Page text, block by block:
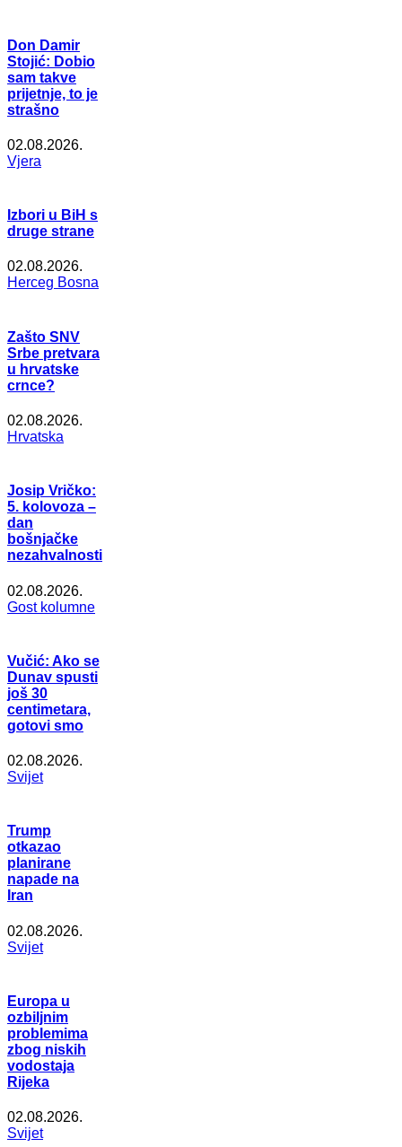
Don Damir
Stojić: Dobio
sam takve
prijetnje, to je
strašno
02.08.2026.
Vjera
Izbori u BiH s
druge strane
02.08.2026.
Herceg Bosna
Zašto SNV
Srbe pretvara
u hrvatske
crnce?
02.08.2026.
Hrvatska
Josip Vričko:
5. kolovoza –
dan
bošnjačke
nezahvalnosti
02.08.2026.
Gost kolumne
Vučić: Ako se
Dunav spusti
još 30
centimetara,
gotovi smo
02.08.2026.
Svijet
Trump
otkazao
planirane
napade na
Iran
02.08.2026.
Svijet
Europa u
ozbiljnim
problemima
zbog niskih
vodostaja
Rijeka
02.08.2026.
Svijet